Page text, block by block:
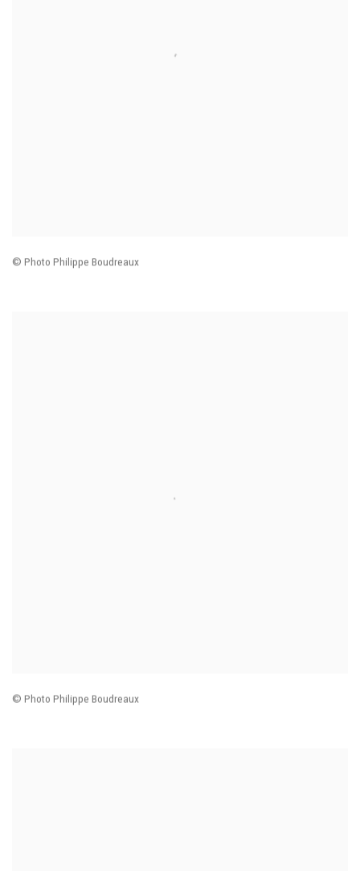
© Photo Philippe Boudreaux
© Photo Philippe Boudreaux